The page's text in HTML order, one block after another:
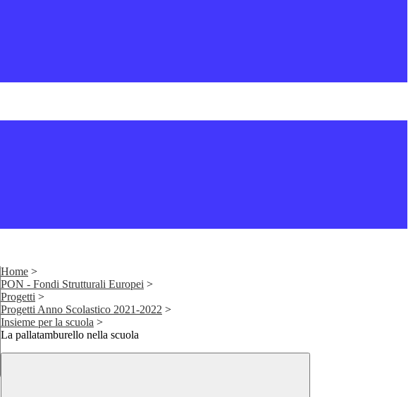
Home >
PON - Fondi Strutturali Europei >
Progetti >
Progetti Anno Scolastico 2021-2022 >
Insieme per la scuola >
La pallatamburello nella scuola